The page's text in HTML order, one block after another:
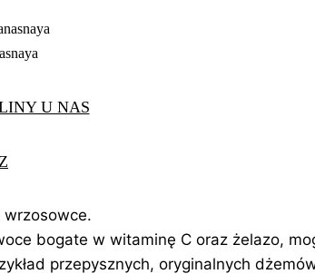
U NAS
bogate w witaminę C oraz żelazo,
przepysznych, oryginalnych